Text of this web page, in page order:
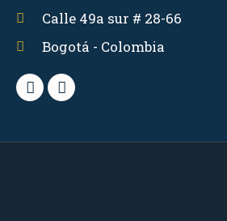
Calle 49a sur # 28-66
Bogotá - Colombia